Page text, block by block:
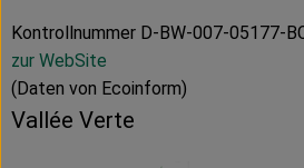
Kontrollnummer D-BW-007-05177-
zur WebSite
(Daten von Ecoinform)
Vallée Verte